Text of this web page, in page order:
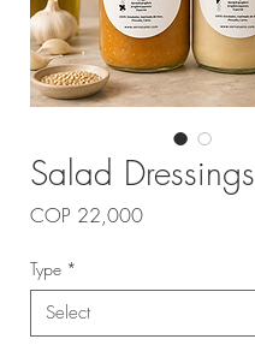
Salad Dressings
COP 22,000Price
Type *